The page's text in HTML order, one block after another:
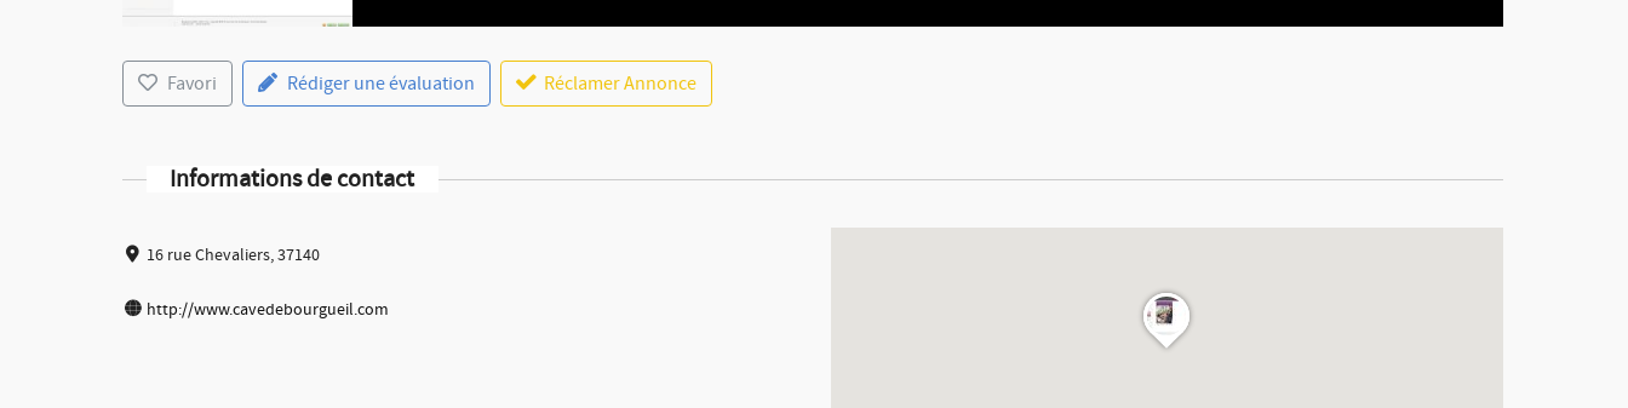
Favori Rédiger une évaluation Réclamer Annonce
Informations de contact
16 rue Chevaliers, 37140
http://www.cavedebourgueil.com